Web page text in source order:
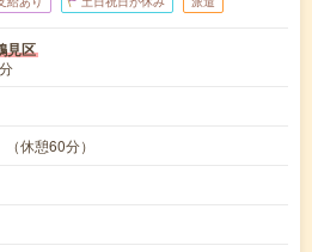
見区
休憩60分）